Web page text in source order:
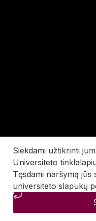
Siekdami užtikrinti
Universiteto
Tęsdami naršymą jūs
universiteto slapukų